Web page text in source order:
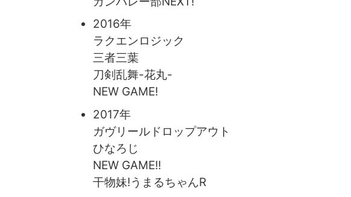
2016年
ラクエンロジック
三者三葉
刀剣乱舞-花丸-
NEW GAME!
2017年
ガヴリールドロップアウト
ひなろじ
NEW GAME!!
干物妹!うまるちゃんR